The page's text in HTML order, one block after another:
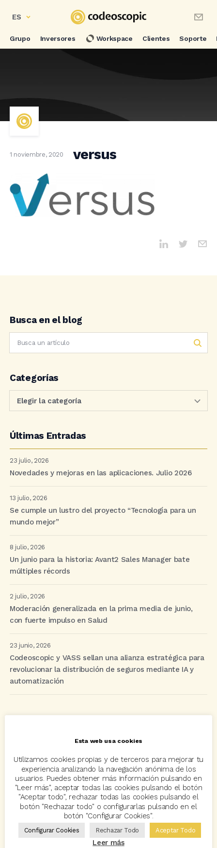
ES
Grupo Inversores Workspace Clientes Soporte
1 noviembre, 2020 versus
Busca en el blog
Categorías
Últimas Entradas
23 julio, 2026
Novedades y mejoras en las aplicaciones. Julio 2026
13 julio, 2026
Se cumple un lustro del proyecto “Tecnología para un
mundo mejor”
8 julio, 2026
Un junio para la historia: Avant2 Sales Manager bate
múltiples récords
2 julio, 2026
Moderación generalizada en la prima media de junio,
con fuerte impulso en Salud
23 junio, 2026
Codeoscopic y VASS sellan una alianza estratégica para
revolucionar la distribución de seguros mediante IA y
automatización
Avant2 Avant2 Sales Manager ayudas Bcover
Carlos Rovira Codeoscopic Codeoscopic Academy
Codeoscopic Workspace Coverize Decesos
Eventos formación
Innova Ibérica
Esta web usa cookies
Utilizamos cookies propias y de terceros para mejorar tu
experiencia analizando la navegación anónima de los
usuarios. Puedes obtener más información pulsando en
"Leer más", aceptar todas las cookies pulsando el botón
"Aceptar todo", rechazar todas las cookies pulsando el
botón "Rechazar todo" o configurarlas pulsando en el
botón "Configurar Cookies".
Configurar Cookies Rechazar Todo Aceptar Todo
Leer más